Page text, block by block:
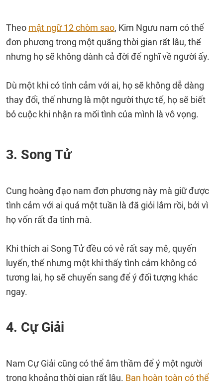
Theo mật ngữ 12 chòm sao, Kim Ngưu nam có thể
đơn phương trong một quãng thời gian rất lâu, thế
nhưng họ sẽ không dành cả đời để nghĩ về người ấy.
Dù một khi có tình cảm với ai, họ sẽ không dễ dàng
thay đổi, thế nhưng là một người thực tế, họ sẽ biết
bỏ cuộc khi nhận ra mối tình của mình là vô vọng.
3. Song Tử
Cung hoàng đạo nam đơn phương này mà giữ được
tình cảm với ai quá một tuần là đã giỏi lắm rồi, bởi vì
họ vốn rất đa tình mà.
Khi thích ai Song Tử đều có vẻ rất say mê, quyến
luyến, thế nhưng một khi thấy tình cảm không có
tương lai, họ sẽ chuyển sang để ý đối tượng khác
ngay.
4. Cự Giải
Nam Cự Giải cũng có thể âm thầm để ý một người
trong khoảng thời gian rất lâu. Bạn hoàn toàn có thể